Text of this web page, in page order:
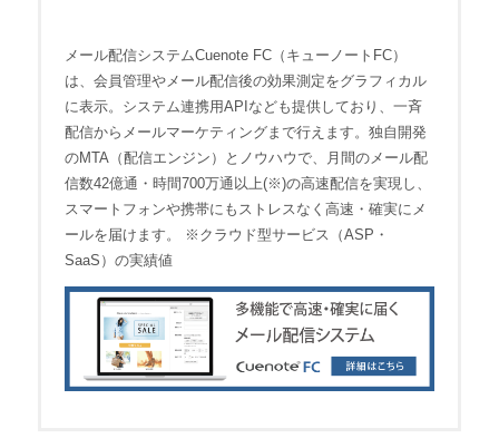
メール配信システムCuenote FC（キューノートFC）
は、会員管理やメール配信後の効果測定をグラフィカル
に表示。システム連携用APIなども提供しており、一斉
配信からメールマーケティングまで行えます。独自開発
のMTA（配信エンジン）とノウハウで、月間のメール配
信数42億通・時間700万通以上(※)の高速配信を実現し、
スマートフォンや携帯にもストレスなく高速・確実にメ
ールを届けます。 ※クラウド型サービス（ASP・
SaaS）の実績値